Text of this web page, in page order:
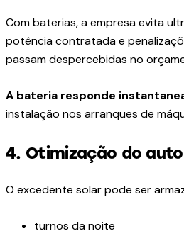
Com baterias, a empresa evita
potência contratada e
passam despercebidas no
A bateria responde
instalação nos arranques de
4. Otimização do
O excedente solar pode ser
turnos da noite